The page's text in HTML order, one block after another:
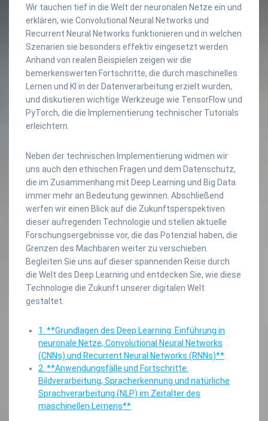
Wir tauchen tief in die Welt der neuronalen Netze ein und
erklären, wie Convolutional Neural Networks und
Recurrent Neural Networks funktionieren und in welchen
Szenarien sie besonders effektiv eingesetzt werden.
Anhand von realen Beispielen zeigen wir die
bemerkenswerten Fortschritte, die durch maschinelles
Lernen und KI in der Datenverarbeitung erzielt wurden,
und diskutieren wichtige Werkzeuge wie TensorFlow und
PyTorch, die die Implementierung technischer Tutorials
erleichtern.
Neben der technischen Implementierung widmen wir
uns auch den ethischen Fragen und dem Datenschutz,
die im Zusammenhang mit Deep Learning und Big Data
immer mehr an Bedeutung gewinnen. Abschließend
werfen wir einen Blick auf die Zukunftsperspektiven
dieser aufregenden Technologie und stellen aktuelle
Forschungsergebnisse vor, die das Potenzial haben, die
Grenzen des Machbaren weiter zu verschieben.
Begleiten Sie uns auf dieser spannenden Reise durch
die Welt des Deep Learning und entdecken Sie, wie diese
Technologie die Zukunft unserer digitalen Welt
gestaltet.
1. **Grundlagen des Deep Learning: Einführung in
neuronale Netze, Convolutional Neural Networks
(CNNs) und Recurrent Neural Networks (RNNs)**
2. **Anwendungsfälle und Fortschritte:
Bildverarbeitung, Spracherkennung und natürliche
Sprachverarbeitung (NLP) im Zeitalter des
maschinellen Lernens**